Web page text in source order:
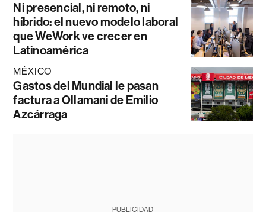
Ni presencial, ni remoto, ni
híbrido: el nuevo modelo laboral
que WeWork ve crecer en
Latinoamérica
MÉXICO
Gastos del Mundial le pasan
factura a Ollamani de Emilio
Azcárraga
PUBLICIDAD